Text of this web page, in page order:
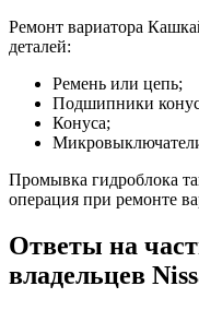
Ремонт вариатора
деталей:
Ремень или цепь;
Подшипники
Конуса;
Промывка гидроблока
операция при ремонте
Ответы на
владельцев